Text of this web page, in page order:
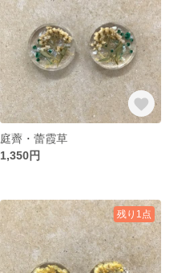
庭薺・蕾霞草
1,350円
残り1点